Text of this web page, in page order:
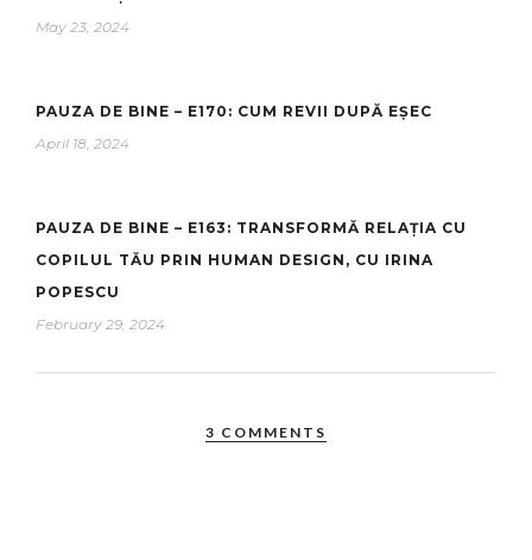
May 23, 2024
PAUZA DE BINE – E170: CUM REVII DUPĂ EȘEC
April 18, 2024
PAUZA DE BINE – E163: TRANSFORMĂ RELAȚIA CU
COPILUL TĂU PRIN HUMAN DESIGN, CU IRINA
POPESCU
February 29, 2024
3 COMMENTS